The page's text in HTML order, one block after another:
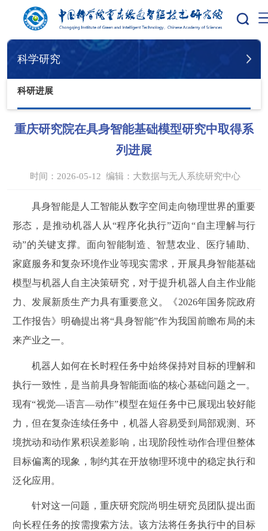
您的位置： 首页 科学研究 科研进展
科学研究
科研进展
重庆研究院在具身智能基础模型研究中取得系
列进展
时间：2026-05-12 编辑： 大数据与无人系统研究中心
具身智能是人工智能从数字空间走向物理世界的重要
形态，是推动机器人从“程序化执行”迈向“自主理解与行
动”的关键支撑。面向智能制造、智慧农业、医疗辅助、
家庭服务和复杂环境作业等现实需求，开展具身智能基础
模型与机器人自主决策研究，对于提升机器人自主作业能
力、发展新质生产力具有重要意义。《2026年国务院政府
工作报告》明确提出将“具身智能”作为我国前瞻布局的未
来产业之一。
机器人如何在长时程任务中始终保持对目标的理解和
执行一致性，是当前具身智能面临的核心基础问题之一。
现有“视觉—语言—动作”模型在短任务中已展现出较好能
力，但在复杂连续任务中，机器人容易受到局部观测、环
境扰动和动作累积误差影响，出现阶段性动作合理但整体
目标偏离的现象，制约其在开放物理环境中的稳定执行和
泛化应用。
针对这一问题，重庆研究院尚明生研究员团队提出面
向长程任务的按需搜索方法。该方法将任务执行中的目标